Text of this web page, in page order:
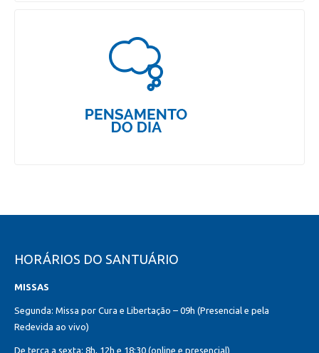
HORÁRIOS DO SANTUÁRIO
MISSAS
Segunda: Missa por Cura e Libertação – 09h (Presencial e pela
Redevida ao vivo)
De terça a sexta: 8h, 12h e 18:30 (online e presencial)